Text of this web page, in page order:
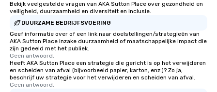
Bekijk veelgestelde vragen van AKA Sutton Place over gezondheid en
veiligheid, duurzaamheid en diversiteit en inclusie.
DUURZAME BEDRIJFSVOERING
Geef informatie over of een link naar doelstellingen/strategieën van
AKA Sutton Place inzake duurzaamheid of maatschappelijke impact die
zijn gedeeld met het publiek.
Geen antwoord.
Heeft AKA Sutton Place een strategie die gericht is op het verwijderen
en scheiden van afval (bijvoorbeeld papier, karton, enz.)? Zo ja,
beschrijf uw strategie voor het verwijderen en scheiden van afval.
Geen antwoord.